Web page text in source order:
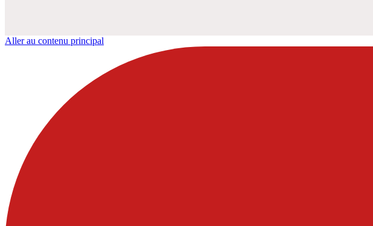
Aller au contenu principal